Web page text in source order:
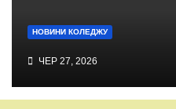
НОВИНИ КОЛЕДЖУ
ЧЕР 27, 2026